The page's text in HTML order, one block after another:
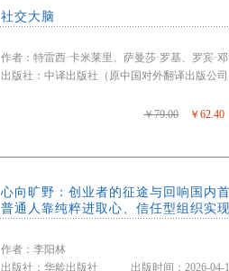
社交大脑
作者：特雷西·卡米莱里、萨曼莎·罗基、罗宾·
出版社：中译出版社（原中国对外翻译出版
￥79.00 ￥62.40
心向旷野：创业者的征途与回响国内
普通人靠纯粹进取心、信任型组织实
作者：李阳林
出版社：华龄出版社 出版时间：2026-04-1